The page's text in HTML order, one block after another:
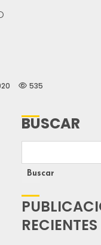
535
BUSCAR
Buscar
RECIENTES